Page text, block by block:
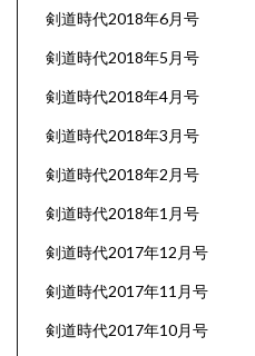
剣道時代2018年6月号
剣道時代2018年5月号
剣道時代2018年4月号
剣道時代2018年3月号
剣道時代2018年2月号
剣道時代2018年1月号
剣道時代2017年12月号
剣道時代2017年11月号
剣道時代2017年10月号